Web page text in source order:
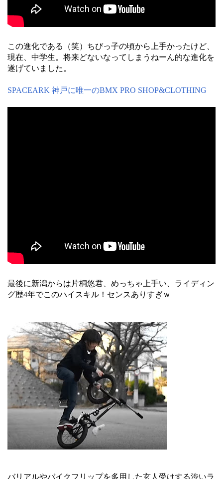
この進化である（笑）ちびっ子の頃から上手かったけど、
現在、中学生。将来どないなってしまうねーん的な進化を
遂げていました。
SPACEARK 神戸に唯一のBMX PRO SHOP&CLOTHING
最後に新潟からは片桐悠君、めっちゃ上手い、ライディン
グ歴4年でこのハイスキル！センスありすぎｗ
バリアルやバイクフリップを多用した玄人受けする渋いラ